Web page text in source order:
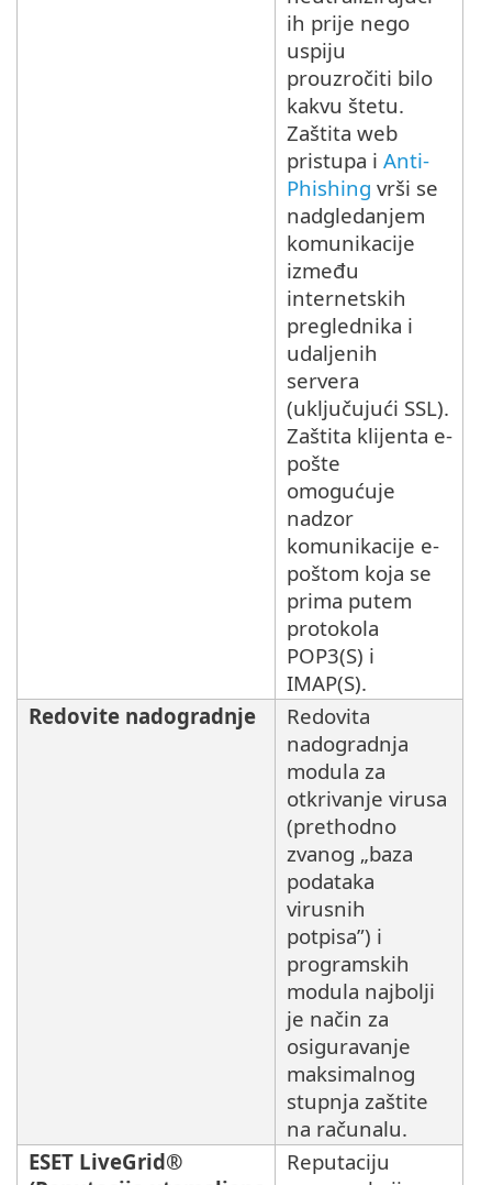
ih prije nego
uspiju
prouzročiti bilo
kakvu štetu.
Zaštita web
pristupa i Anti-
Phishing vrši se
nadgledanjem
komunikacije
između
internetskih
preglednika i
udaljenih
servera
(uključujući SSL).
Zaštita klijenta e-
pošte
omogućuje
nadzor
komunikacije e-
poštom koja se
prima putem
protokola
POP3(S) i
IMAP(S).
Redovite nadogradnje
Redovita
nadogradnja
modula za
otkrivanje virusa
(prethodno
zvanog „baza
podataka
virusnih
potpisa”) i
programskih
modula najbolji
je način za
osiguravanje
maksimalnog
stupnja zaštite
na računalu.
ESET LiveGrid®
Reputaciju